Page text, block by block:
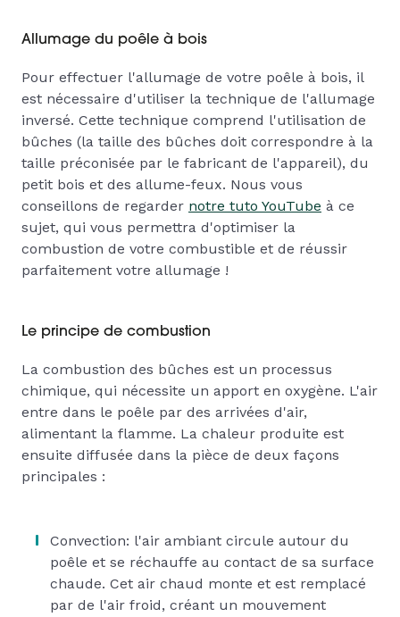
Allumage du poêle à bois
Pour effectuer l'allumage de votre poêle à bois, il
est nécessaire d'utiliser la technique de l'allumage
inversé. Cette technique comprend l'utilisation de
bûches (la taille des bûches doit correspondre à la
taille préconisée par le fabricant de l'appareil), du
petit bois et des allume-feux. Nous vous
conseillons de regarder notre tuto YouTube à ce
sujet, qui vous permettra d'optimiser la
combustion de votre combustible et de réussir
parfaitement votre allumage !
Le principe de combustion
La combustion des bûches est un processus
chimique, qui nécessite un apport en oxygène. L'air
entre dans le poêle par des arrivées d'air,
alimentant la flamme. La chaleur produite est
ensuite diffusée dans la pièce de deux façons
principales :
Convection: l'air ambiant circule autour du
poêle et se réchauffe au contact de sa surface
chaude. Cet air chaud monte et est remplacé
par de l'air froid, créant un mouvement